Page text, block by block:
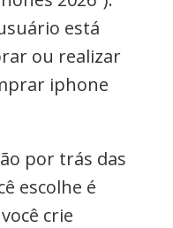
está
ou realizar
iphone
por trás das
escolhe é
crie